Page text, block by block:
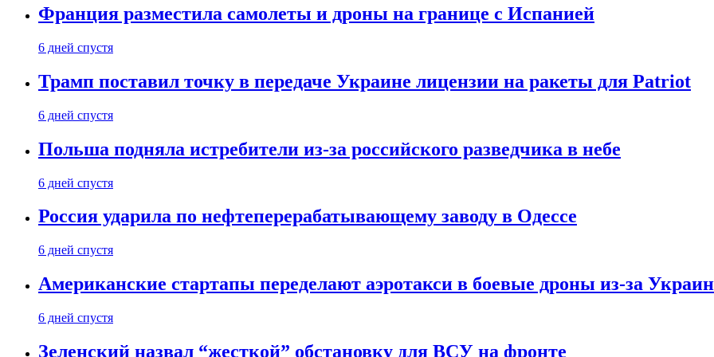
Франция разместила самолеты и дроны на границе с Испанией
6 дней спустя
Трамп поставил точку в передаче Украине лицензии на ракеты для Patriot
6 дней спустя
Польша подняла истребители из-за российского разведчика в небе
6 дней спустя
Россия ударила по нефтеперерабатывающему заводу в Одессе
6 дней спустя
Американские стартапы переделают аэротакси в боевые дроны из-за
6 дней спустя
Зеленский назвал “жесткой” обстановку для ВСУ на фронте